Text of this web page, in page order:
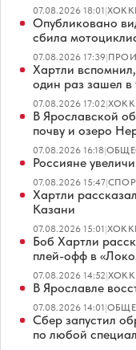
07.08.2026 18:01|
Опубликовано
сбила
07.08.2026 17:39|
Хартли
один раз зашел в
07.08.2026 17:02|
В Ярославской
почву и озеро
07.08.2026 16:18|
Россияне
07.08.2026 15:47|
Хартли
Казани
07.08.2026 15:01|
Боб Хартли
плей-офф в
07.08.2026 14:52|
В Ярославле
07.08.2026 14:01|
Сбер запустил
по любой